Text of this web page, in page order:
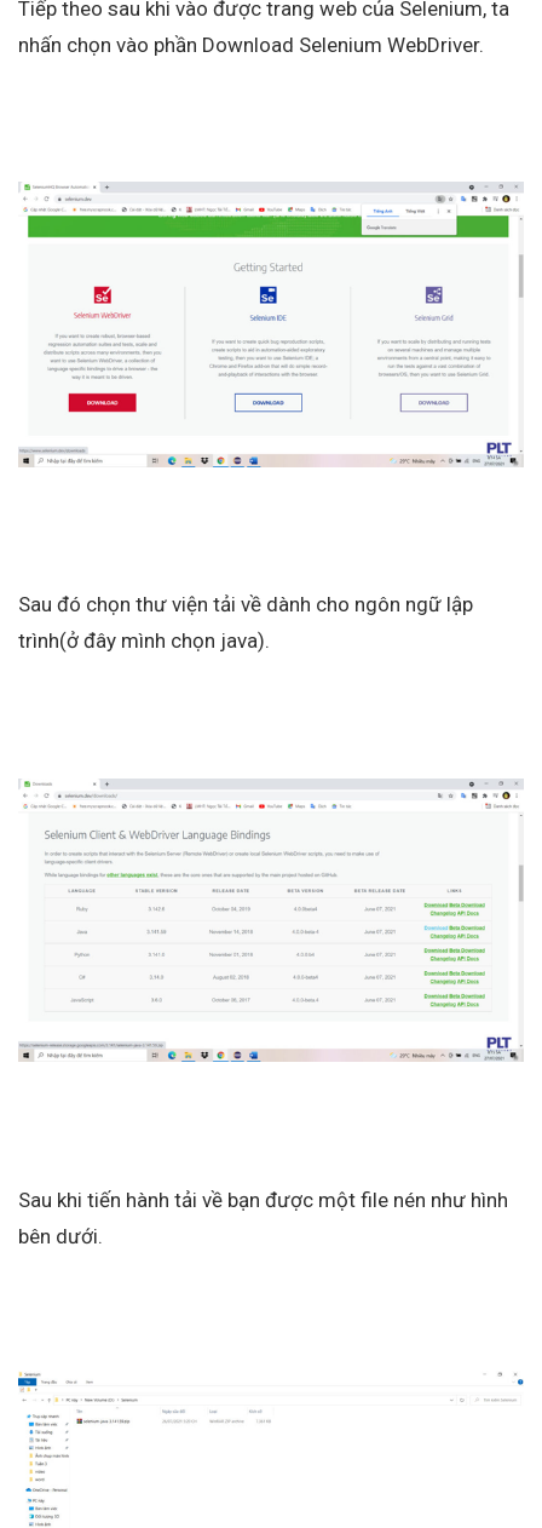
Tiếp theo sau khi vào được trang web của Selenium, ta
nhấn chọn vào phần Download Selenium WebDriver.
Sau đó chọn thư viện tải về dành cho ngôn ngữ lập
trình(ở đây mình chọn java).
Sau khi tiến hành tải về bạn được một file nén như hình
bên dưới.